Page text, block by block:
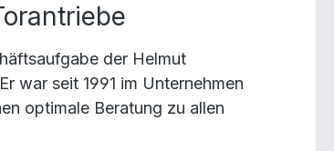
der Helmut
war seit 1991 im Unternehmen
optimale Beratung zu allen